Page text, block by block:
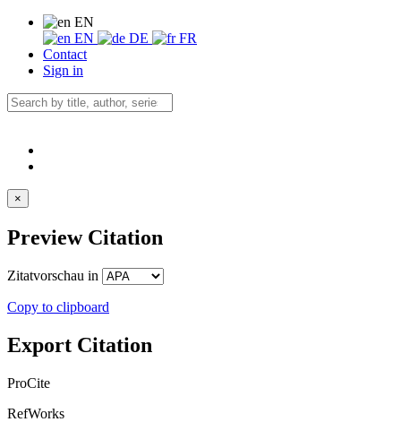
EN
EN
DE
FR
Contact
Sign in
×
Preview Citation
Zitatvorschau in
Copy to clipboard
Export Citation
ProCite
RefWorks